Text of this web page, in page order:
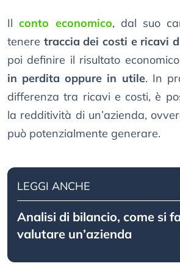
Ilconto economico, dal suo
tenere traccia dei costi e ricavi
poi definire il risultato
in perdita oppure in utile. In
differenza tra ricavi e costi, è
la redditività di un’azienda,
può potenzialmente generare.
LEGGI ANCHE
Analisi di bilancio, come si
valutare un’azienda